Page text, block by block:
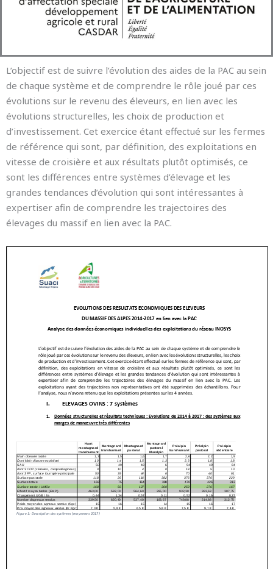
L’objectif est de suivre l’évolution des aides de la PAC au sein
de chaque système et de comprendre le rôle joué par ces
évolutions sur le revenu des éleveurs, en lien avec les
évolutions structurelles, les choix de production et
d’investissement. Cet exercice étant effectué sur les fermes
de référence qui sont, par définition, des exploitations en
vitesse de croisière et aux résultats plutôt optimisés, ce
sont les différences entre systèmes d’élevage et les
grandes tendances d’évolution qui sont intéressantes à
expertiser afin de comprendre les trajectoires des
élevages du massif en lien avec la PAC.